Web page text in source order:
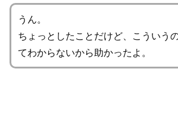
うん。
ちょっとしたことだけど、こういう
てわからないから助かったよ。